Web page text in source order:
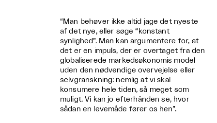
“Man behøver ikke altid jage det nyeste
af det nye, eller søge “konstant
synlighed”. Man kan argumentere for, at
det er en impuls, der er overtaget fra den
globaliserede markedsøkonomis model
uden den nødvendige overvejelse eller
selvgranskning: nemlig at vi skal
konsumere hele tiden, så meget som
muligt. Vi kan jo efterhånden se, hvor
sådan en levemåde fører os hen”.